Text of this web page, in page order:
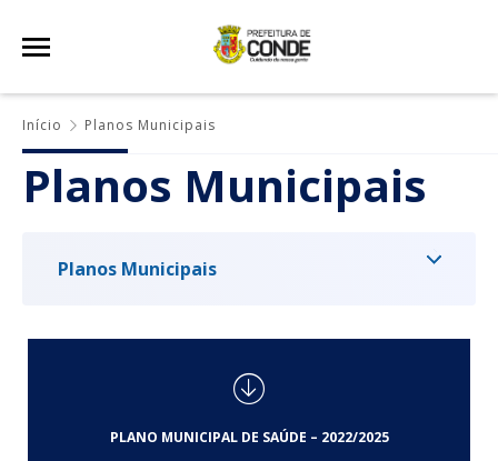
Início Planos Municipais
Planos Municipais
Planos Municipais
PLANO MUNICIPAL DE SAÚDE – 2022/2025